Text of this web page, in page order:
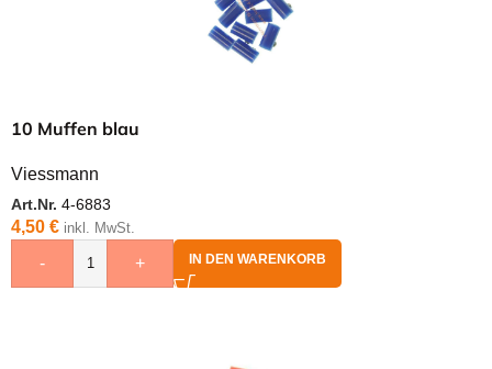
10 Muffen blau
Viessmann
Art.Nr. 4-6883
4,50 € inkl. MwSt.
- + IN DEN WARENKORB